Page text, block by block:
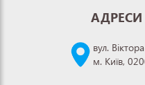
АДРЕСИ
вул.
м. Київ,